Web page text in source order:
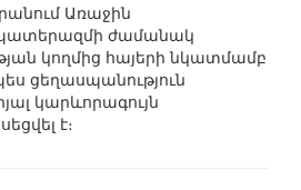
Առաջին
ժամանակ
կողմից հայերի նկատմամբ
ցեղասպանություն
կարևորագույն
է։